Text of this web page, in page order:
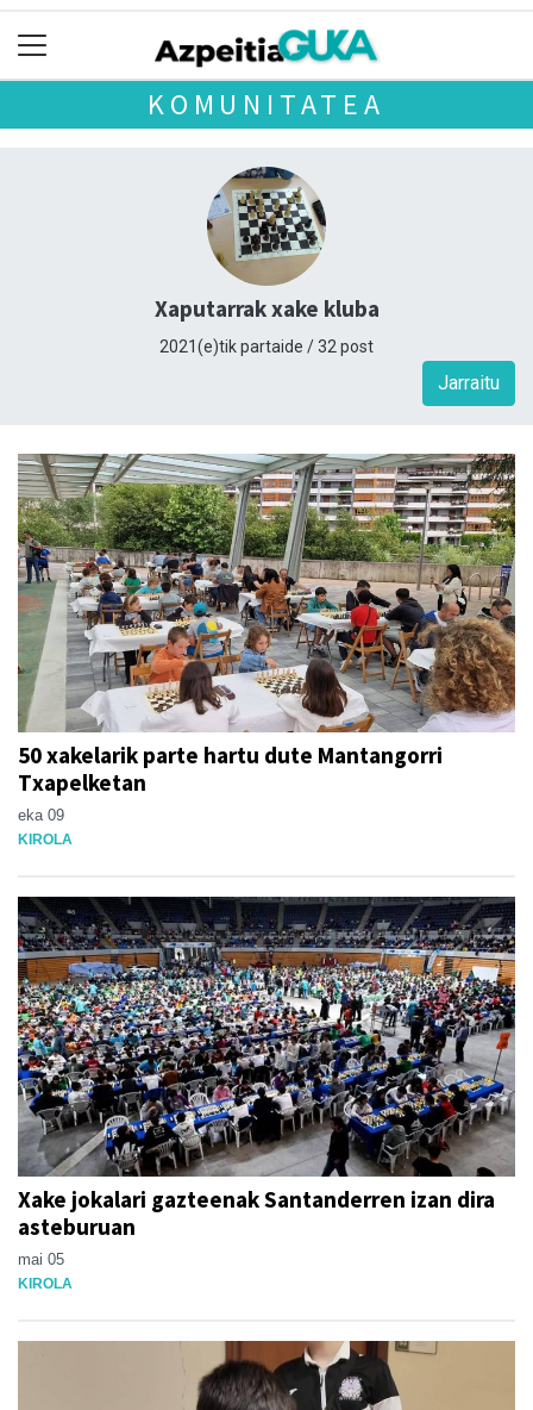
KOMUNITATEA
Xaputarrak xake kluba
2021(e)tik partaide / 32 post
Jarraitu
50 xakelarik parte hartu dute Mantangorri
Txapelketan
eka 09
KIROLA
Xake jokalari gazteenak Santanderren izan dira
asteburuan
mai 05
KIROLA